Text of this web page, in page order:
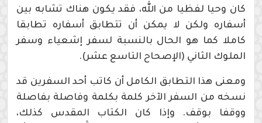
كان وحيا لفظيا من الله، فقد يكون هناك تشابه بين
أسفاره ولكن لا يمكن أن تتطابق أسفاره تطابقا
كاملا كما هو الحال بالنسبة لسفر إشعياء وسفر
الملوك الثاني (الإصحاح التاسع عشر).
ومعنى هذا التطابق الكامل أن كاتب أحد السفرين قد
نسخه من السفر الآخر كلمة بكلمة وفاصلة بفاصلة
ووقفا بوقف. وإذا كان الكتاب المقدس كذلك،